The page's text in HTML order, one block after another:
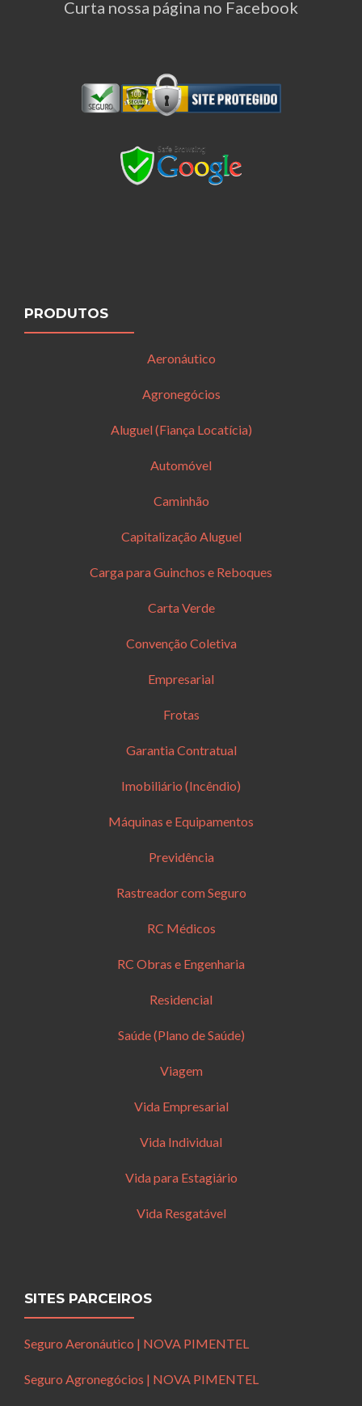
Curta nossa página no Facebook
PRODUTOS
Aeronáutico
Agronegócios
Aluguel (Fiança Locatícia)
Automóvel
Caminhão
Capitalização Aluguel
Carga para Guinchos e Reboques
Carta Verde
Convenção Coletiva
Empresarial
Frotas
Garantia Contratual
Imobiliário (Incêndio)
Máquinas e Equipamentos
Previdência
Rastreador com Seguro
RC Médicos
RC Obras e Engenharia
Residencial
Saúde (Plano de Saúde)
Viagem
Vida Empresarial
Vida Individual
Vida para Estagiário
Vida Resgatável
SITES PARCEIROS
Seguro Aeronáutico | NOVA PIMENTEL
Seguro Agronegócios | NOVA PIMENTEL